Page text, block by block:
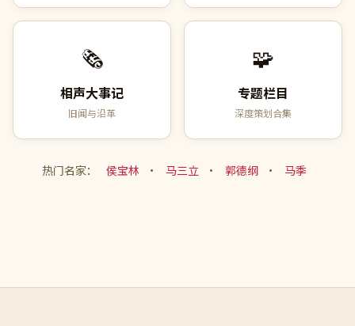
🗞️
相声大事记
旧闻与沿革
🧩
专题栏目
深度策划合集
热门名家： 侯宝林 · 马三立 · 郭德纲 · 马季